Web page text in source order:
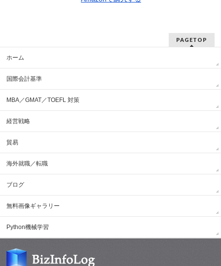
PAGETOP
ホーム
国際会計基準
MBA／GMAT／TOEFL 対策
経営戦略
貿易
海外就職／転職
ブログ
無料画像ギャラリー
Python機械学習